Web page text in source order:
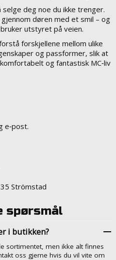
deg noe du ikke trenger.
døren med et smil – og
utstyret på veien.
forskjellene mellom ulike
og passformer, slik at
og fantastisk MC‑liv
e‑post.
Strömstad
spørsmål
i butikken?
sortimentet, men ikke altfinnes
oss gjerne hvis du vil vite om